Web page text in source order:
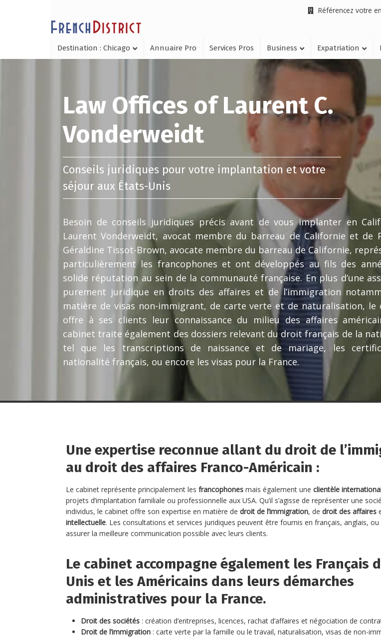
Référencez votre
Destination : Chicago Annuaire Pro Services Pros Business Expatriation
Law Offices of Laurent C.
Vonderweidt
Conseils juridiques pour votre implantation et votre
séjour aux États-Unis
Besoin de conseils juridiques précis avant de vous implanter en
Laurent Vonderweidt, avocat membre du barreau de Californie et de
Géraldine Tissot-Brown, avocate membre du barreau de Californie,
particulièrement les francophones et ont développés au fils des
solide réputation au sein de la communauté française. En plus d’une
purement juridique en droits des affaires et de l’immigration
matière de visas non-immigrant, de carte verte et de naturalisation, le
offre à ses clients leur connaissance du milieu des affaires
cabinet traite également des dossiers relevant du droit français de la
tel que les transcriptions de naissance et de mariage, les
nationalité français, ou encore les visas pour la France.
Une expertise reconnue allant du droit de
au droit des affaires Franco-Américain :
Le cabinet représente principalement les francophones mais également une clientèle
projets d’implantation familiale ou professionnelle aux USA. Qu’il s’agisse de représenter une
individus, le cabinet offre son expertise en matière de droit de l’immigration, de droit des affaires
intellectuelle. Les consultations et services juridiques peuvent être fournis en français, anglais,
assurer la meilleure communication possible avec leurs clients.
Le cabinet accompagne également les Français
Unis et les Américains dans leurs démarches
administratives pour la France.
Droit des sociétés : création d’entreprises, licences, rachat d’affaires et négociation de
Droit de l’immigration : carte verte par la famille ou le travail, naturalisation, visas de non-